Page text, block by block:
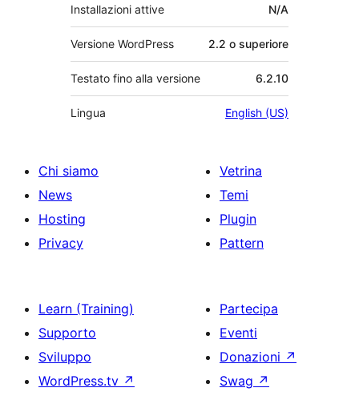
Installazioni attive N/A
Versione WordPress 2.2 o superiore
Testato fino alla versione 6.2.10
Lingua English (US)
Chi siamo
News
Hosting
Privacy
Vetrina
Temi
Plugin
Pattern
Learn (Training)
Supporto
Sviluppo
WordPress.tv ↗
Partecipa
Eventi
Donazioni ↗
Swag ↗